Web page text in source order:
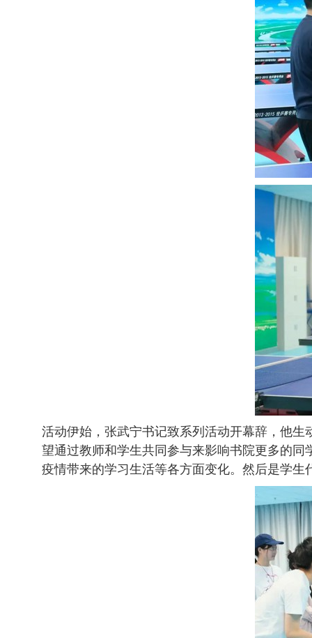
活动伊始，张武宁书记致系列活动开幕辞，他生
望通过教师和学生共同参与来影响书院更多的
疫情带来的学习生活等各方面变化。然后是学